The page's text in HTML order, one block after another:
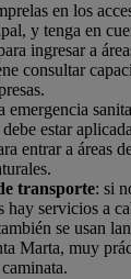
en los
y tenga en
ingresar a
consultar
emergencia
estar
entrar a áreas
transporte: si
hay servicios a
se usan
Marta, muy